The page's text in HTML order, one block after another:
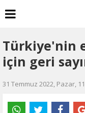
Türkiye'nin
için geri
31 Temmuz 2022, Pazar,